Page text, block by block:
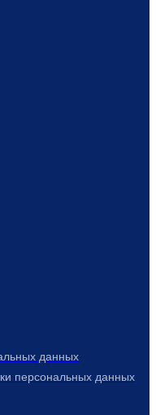
данных
персональных данных